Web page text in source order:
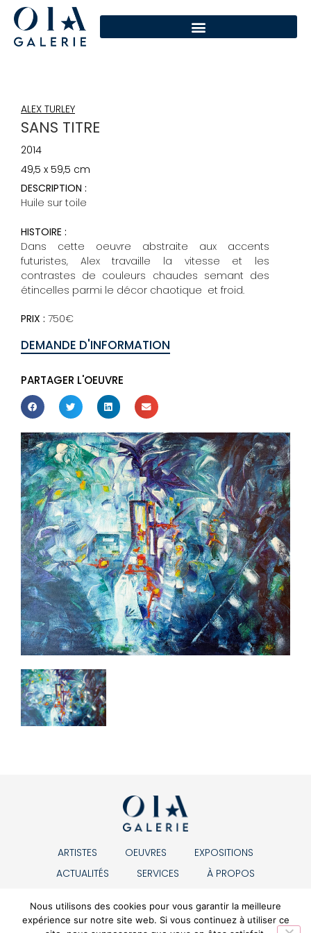
ALEX TURLEY
SANS TITRE
2014
49,5 x 59,5 cm
DESCRIPTION :
Huile sur toile
HISTOIRE :
Dans cette oeuvre abstraite aux accents
futuristes, Alex travaille la vitesse et les
contrastes de couleurs chaudes semant des
étincelles parmi le décor chaotique et froid.
PRIX : 750€
DEMANDE D'INFORMATION
PARTAGER L'OEUVRE
ARTISTES OEUVRES
EXPOSITIONS
ACTUALITÉS
SERVICES
À PROPOS
Nous utilisons des cookies pour vous garantir la meilleure
expérience sur notre site web. Si vous continuez à utiliser ce